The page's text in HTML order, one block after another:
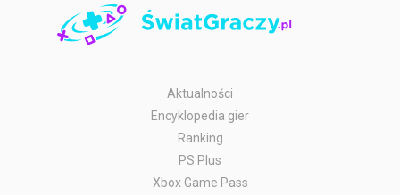
Aktualności
Encyklopedia gier
Ranking
PS Plus
Xbox Game Pass